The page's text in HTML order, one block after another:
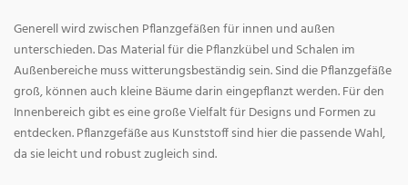
Generell wird zwischen Pflanzgefäßen für innen und außen
unterschieden. Das Material für die Pflanzkübel und Schalen im
Außenbereiche muss witterungsbeständig sein. Sind die Pflanzgefäße
groß, können auch kleine Bäume darin eingepflanzt werden. Für den
Innenbereich gibt es eine große Vielfalt für Designs und Formen zu
entdecken. Pflanzgefäße aus Kunststoff sind hier die passende Wahl,
da sie leicht und robust zugleich sind.